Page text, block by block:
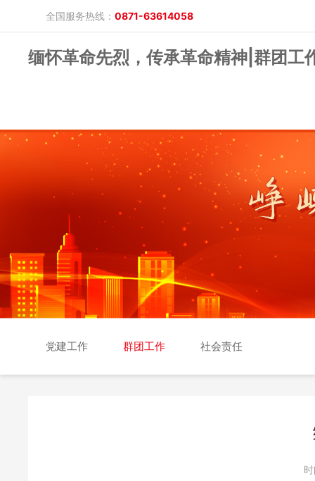
全国服务热线： 0871-63614058
缅怀革命先烈，传承革命精神|群团
晓游棋牌的简介 发展历程
股东背景
公司服务
公司公告
电脑版
保证金公示
交易日历
整治非法期货 期市政策法规
反洗钱宣传 反洗钱法规 反洗钱案例
党建工作 群团工作 社会责任